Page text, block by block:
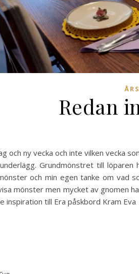
Redan
och ny vecka och inte vilken vecka
Grundmönstret till
och min egen tanke om vad
mönster men mycket av gnomen
inspiration till Era påskbord Kram Eva